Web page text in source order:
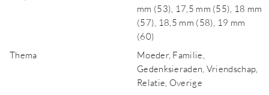
mm (53), 17,5 mm (55), 18 mm
(57), 18,5 mm (58), 19 mm
(60)
Thema
Moeder, Familie,
Gedenksieraden, Vriendschap,
Relatie, Overige